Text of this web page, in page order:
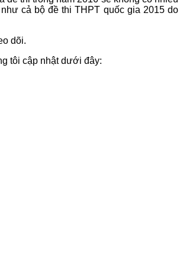
cả bộ đề thi THPT quốc gia 2015 do
dõi.
tôi cập nhật dưới đây: